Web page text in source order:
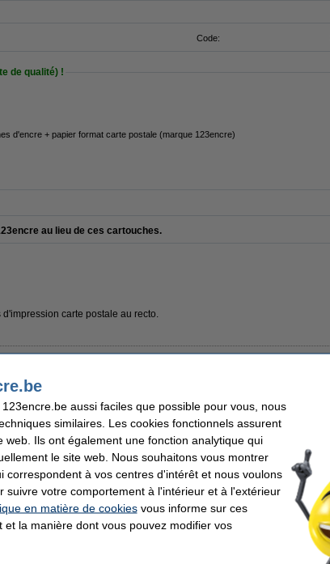
Code:
de qualité) !
d'encre + papier format carte postale (marque 123encre)
au lieu de ces cartouches.
carte postale au recto.
format carte postale (marque 123encre)
19,50 €
16,12 € hors 21% de TVA
Prix par unité
6,50 €
En stock
aussi faciles que possible pour vous, nous
similaires. Les cookies fonctionnels assurent
web. Ils ont également une fonction analytique qui
le site web. Nous souhaitons vous montrer
correspondent à vos centres d'intérêt et nous voulons
suivre votre comportement à l'intérieur et à l'extérieur
en matière de cookiesvous informe sur ces
la manière dont vous pouvez modifier vos